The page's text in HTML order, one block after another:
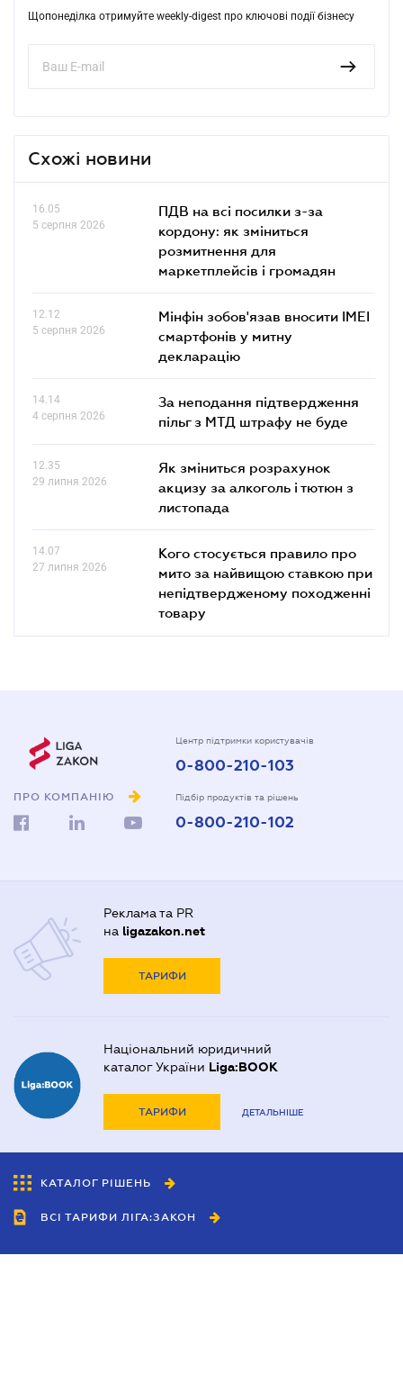
Щопонеділка отримуйте weekly-digest про ключові події бізнесу
Схожі новини
16.05
5 серпня 2026
ПДВ на всі посилки з-за
кордону: як зміниться
розмитнення для
маркетплейсів і громадян
12.12
5 серпня 2026
Мінфін зобов'язав вносити IMEI
смартфонів у митну
декларацію
14.14
4 серпня 2026
За неподання підтвердження
пільг з МТД штрафу не буде
12.35
29 липня 2026
Як зміниться розрахунок
акцизу за алкоголь і тютюн з
листопада
14.07
27 липня 2026
Кого стосується правило про
мито за найвищою ставкою при
непідтвердженому походженні
товару
ПРО КОМПАНІЮ
Центр підтримки користувачів
0-800-210-103
Підбір продуктів та рішень
0-800-210-102
Реклама та PR
на ligazakon.net
ТАРИФИ
Національний юридичний
каталог України Liga:BOOK
ТАРИФИ ДЕТАЛЬНІШЕ
КАТАЛОГ РІШЕНЬ
ВСІ ТАРИФИ ЛІГА:ЗАКОН